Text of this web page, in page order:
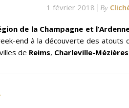
1 février 2018 By
de la Champagne et
end à la découverte des atouts
de Reims, Charleville-Mézières